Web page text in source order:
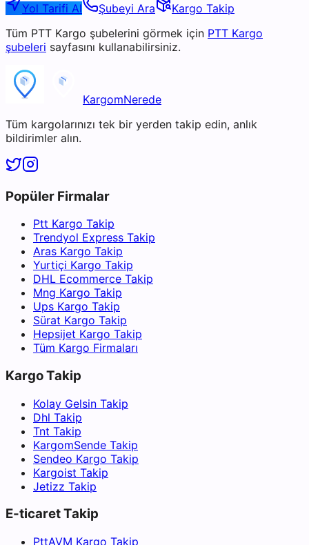
Yol Tarifi Al Şubeyi Ara
Kargo Takip
Tüm PTT Kargo şubelerini görmek için PTT Kargo
şubeleri sayfasını kullanabilirsiniz.
KargomNerede
Tüm kargolarınızı tek bir yerden takip edin, anlık
bildirimler alın.
Popüler Firmalar
Ptt Kargo Takip
Trendyol Express Takip
Aras Kargo Takip
Yurtiçi Kargo Takip
DHL Ecommerce Takip
Mng Kargo Takip
Ups Kargo Takip
Sürat Kargo Takip
Hepsijet Kargo Takip
Tüm Kargo Firmaları
Kargo Takip
Kolay Gelsin Takip
Dhl Takip
Tnt Takip
KargomSende Takip
Sendeo Kargo Takip
Kargoist Takip
Jetizz Takip
E-ticaret Takip
PttAVM Kargo Takip